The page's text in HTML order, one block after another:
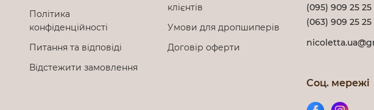
Політика
конфіденційності
Питання та відповіді
Відстежити замовлення
клієнтів
Умови для дропшиперів
Договір оферти
(095) 909 25 25
(063) 909 25 25
Соц. мережі